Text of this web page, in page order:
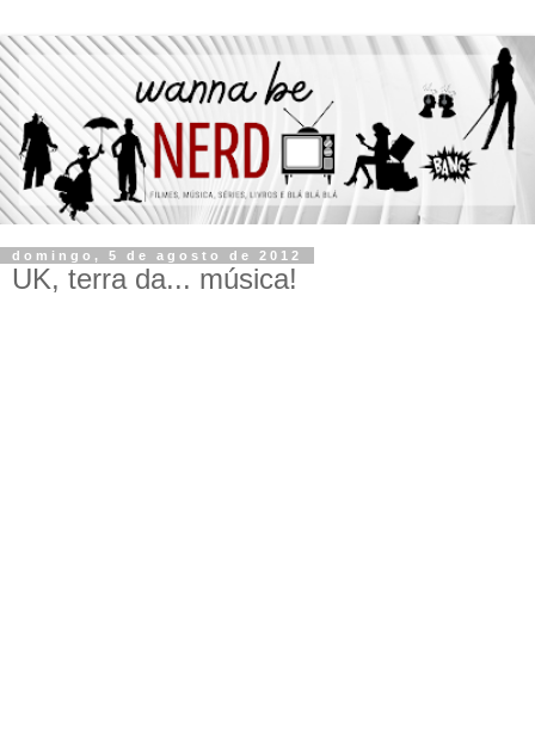
domingo, 5 de agosto de 2012
UK, terra da... música!